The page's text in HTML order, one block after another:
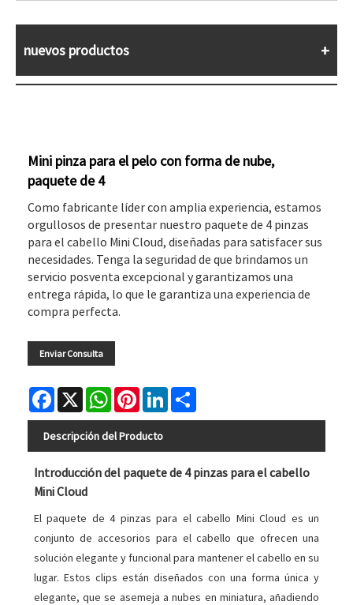
nuevos productos
Mini pinza para el pelo con forma de nube,
paquete de 4
Como fabricante líder con amplia experiencia, estamos
orgullosos de presentar nuestro paquete de 4 pinzas
para el cabello Mini Cloud, diseñadas para satisfacer sus
necesidades. Tenga la seguridad de que brindamos un
servicio posventa excepcional y garantizamos una
entrega rápida, lo que le garantiza una experiencia de
compra perfecta.
Enviar Consulta
Facebook
X WhatsAppPinterestLinkedIn
Descripción del Producto
Introducción del paquete de 4 pinzas para el cabello
Mini Cloud
El paquete de 4 pinzas para el cabello Mini Cloud es un
conjunto de accesorios para el cabello que ofrecen una
solución elegante y funcional para mantener el cabello en su
lugar. Estos clips están diseñados con una forma única y
elegante, que se asemeja a nubes en miniatura, añadiendo